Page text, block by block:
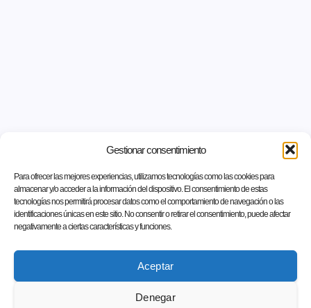
Gestionar consentimiento
Para ofrecer las mejores experiencias, utilizamos tecnologías como las cookies para
almacenar y/o acceder a la información del dispositivo. El consentimiento de estas
tecnologías nos permitirá procesar datos como el comportamiento de navegación o las
identificaciones únicas en este sitio. No consentir o retirar el consentimiento, puede afectar
negativamente a ciertas características y funciones.
Aceptar
Denegar